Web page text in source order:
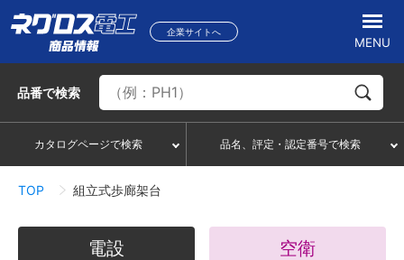
企業サイトへ
MENU
品番で検索
カタログページで検索 品名、評定・認定番号で検索
TOP 組立式歩廊架台
電設 空衛